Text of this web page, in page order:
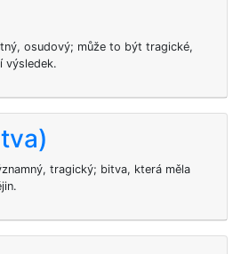
osudový; může to být tragické,
výsledek.
tragický; bitva, která měla